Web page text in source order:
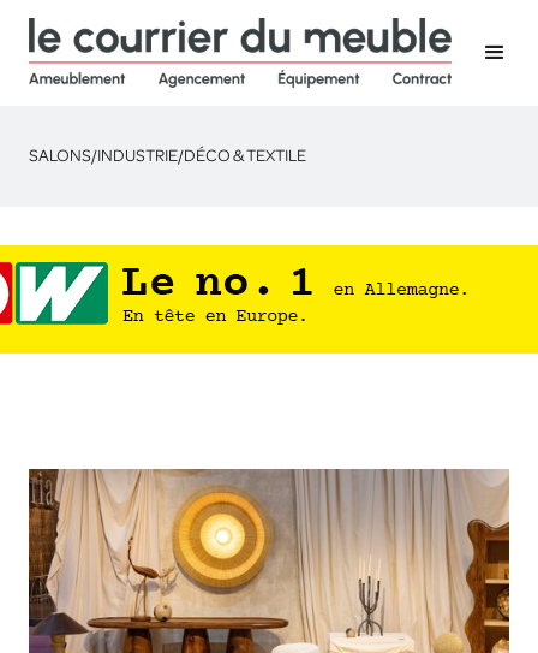
SALONS/INDUSTRIE/DÉCO & TEXTILE